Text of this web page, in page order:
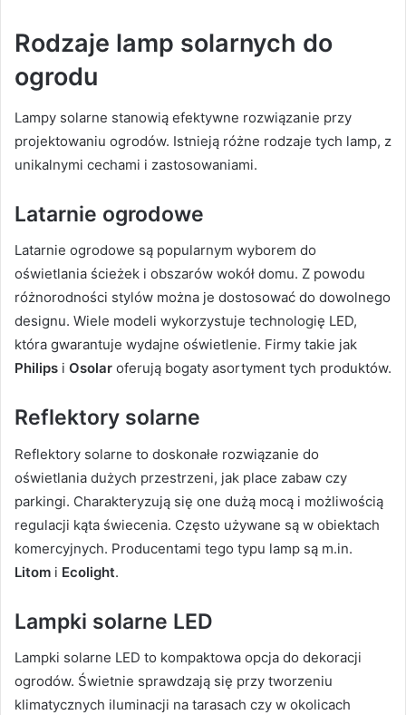
Rodzaje lamp solarnych do
ogrodu
Lampy solarne stanowią efektywne rozwiązanie przy
projektowaniu ogrodów. Istnieją różne rodzaje tych lamp, z
unikalnymi cechami i zastosowaniami.
Latarnie ogrodowe
Latarnie ogrodowe są popularnym wyborem do
oświetlania ścieżek i obszarów wokół domu. Z powodu
różnorodności stylów można je dostosować do dowolnego
designu. Wiele modeli wykorzystuje technologię LED,
która gwarantuje wydajne oświetlenie. Firmy takie jak
Philips i Osolar oferują bogaty asortyment tych produktów.
Reflektory solarne
Reflektory solarne to doskonałe rozwiązanie do
oświetlania dużych przestrzeni, jak place zabaw czy
parkingi. Charakteryzują się one dużą mocą i możliwością
regulacji kąta świecenia. Często używane są w obiektach
komercyjnych. Producentami tego typu lamp są m.in.
Litom i Ecolight.
Lampki solarne LED
Lampki solarne LED to kompaktowa opcja do dekoracji
ogrodów. Świetnie sprawdzają się przy tworzeniu
klimatycznych iluminacji na tarasach czy w okolicach